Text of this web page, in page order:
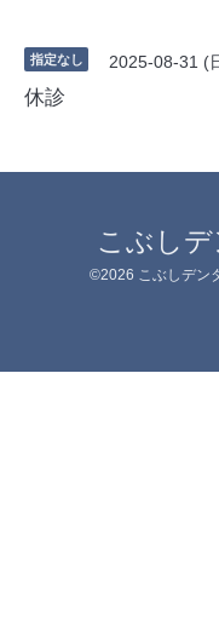
指定なし 2025-08-31 (
休診
こぶし
©2026 こぶしデン